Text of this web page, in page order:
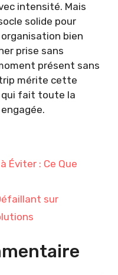
intensité. Mais
solide pour
organisation bien
prise sans
présent sans
mérite cette
fait toute la
Éviter : Ce Que
sur